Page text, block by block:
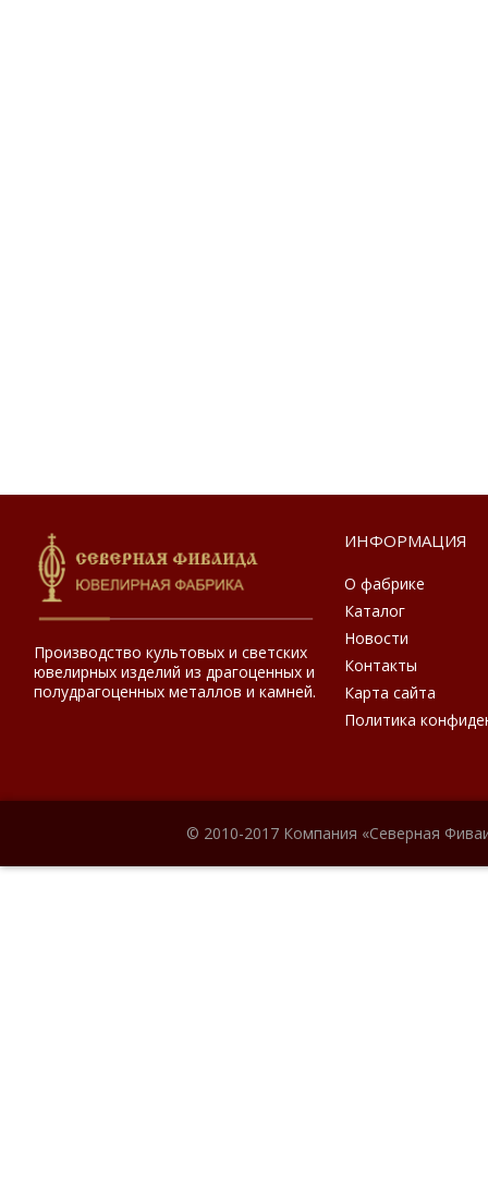
Производство культовых и светских
ювелирных изделий из драгоценных и
полудрагоценных металлов и камней.
ИНФОРМАЦИЯ
О фабрике
Каталог
Новости
Контакты
Карта сайта
Политика
© 2010-2017 Компания «Северная